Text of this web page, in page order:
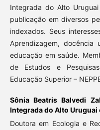
Integrada do Alto
publicação em diversos
indexados. Seus
Aprendizagem, docência
educação em saúde.
de Estudos e
Educação Superior –
Sônia Beatris Balvedi
Integrada do Alto Uruguai
Doutora em Ecologia e